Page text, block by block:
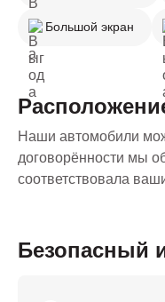
Большой экран
Наши автомобили
договорённости мы
соответствовала
Безопасный